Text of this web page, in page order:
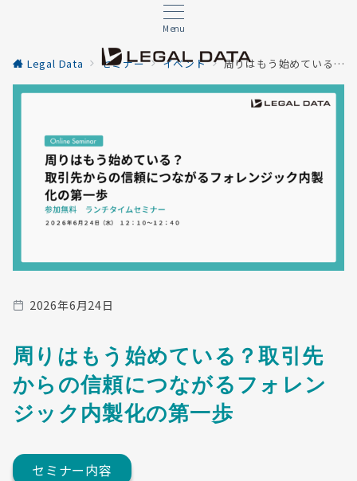
Menu
Legal Data セミナー イベント 周りはもう始めている？取引先からの信頼につながるフォレンジック内製化の第一歩
2026年6月24日
周りはもう始めている？取引先
からの信頼につながるフォレン
ジック内製化の第一歩
セミナー内容